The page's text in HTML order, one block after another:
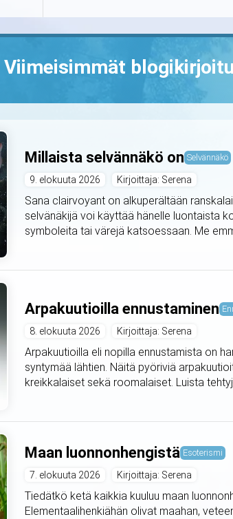
Viimeisimmät
Millaista selvännäkö on Selvännäkö
9. elokuuta 2026 Kirjoittaja: Serena
Sana clairvoyant on alkuperältään
selvänäkijä voi käyttää hänelle luontaista
symboleita tai värejä katsoessaan. Me
Arpakuutioilla ennustaminen
8. elokuuta 2026 Kirjoittaja: Serena
Arpakuutioilla eli nopilla ennustamista on
syntymää lähtien. Näitä pyöriviä
kreikkalaiset sekä roomalaiset. Luista
Maan luonnonhengistä Esoterismi
7. elokuuta 2026 Kirjoittaja: Serena
Tiedätkö ketä kaikkia kuuluu maan
Elementaalihenkiähän olivat maahan,